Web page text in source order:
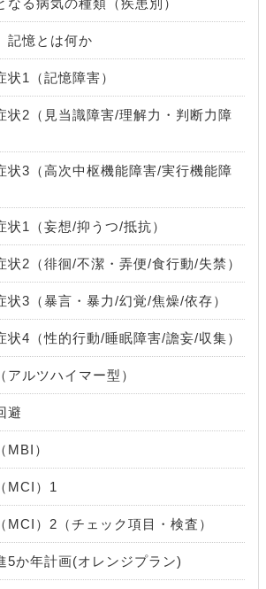
記憶とは何か
1（記憶障害）
状2（見当識障害/理解力・判断力障
状3（高次中枢機能障害/実行機能障
状1（妄想/抑うつ/抵抗）
状2（徘徊/不潔・弄便/食行動/失禁）
状3（暴言・暴力/幻覚/焦燥/依存）
状4（性的行動/睡眠障害/譫妄/収集）
アルツハイマー型）
避
MBI）
MCI）1
MCI）2（チェック項目・検査）
5か年計画(オレンジプラン)